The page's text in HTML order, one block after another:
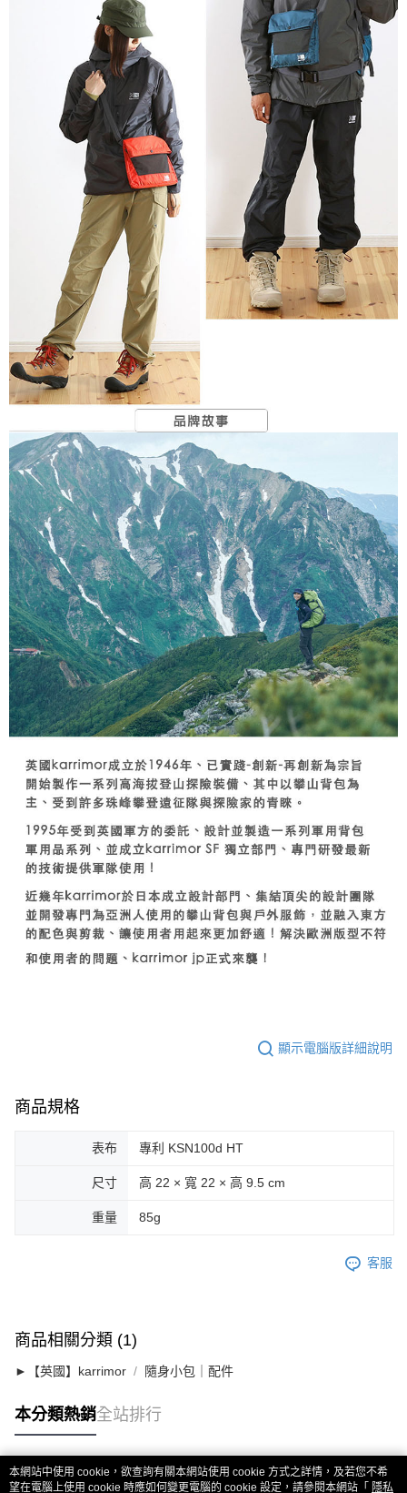
顯示電腦版詳細說明
商品規格
表布 專利 KSN100d HT
尺寸 高 22 × 寬 22 × 高 9.5 cm
重量 85g
客服
商品相關分類 (1)
►【英國】karrimor 隨身小包｜配件
本分類熱銷全站排行
熱門標籤
本網站中使用 cookie，欲查詢有關本網站使用 cookie 方式之詳情，及若您不希
望在電腦上使用 cookie 時應如何變更電腦的 cookie 設定，請參閱本網站「 隱私